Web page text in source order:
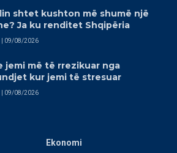
shtet kushton më shumë një
Ja ku renditet Shqipëria
| 09/08/2026
jemi më të rrezikuar nga
kur jemi të stresuar
| 09/08/2026
Ekonomi